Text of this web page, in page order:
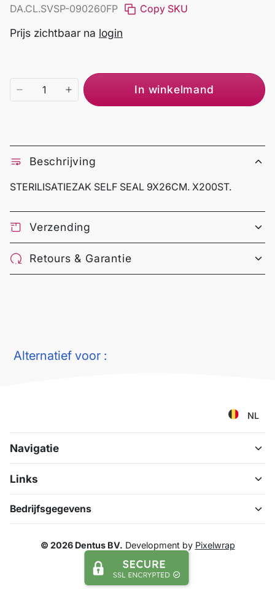
DA.CL.SVSP-090260FP Copy SKU
Prijs zichtbaar na login
In winkelmand
Beschrijving
STERILISATIEZAK SELF SEAL 9X26CM. X200ST.
Verzending
Retours & Garantie
Alternatief voor :
NL
Navigatie
Links
Bedrijfsgegevens
© 2026 Dentus BV. Development by Pixelwrap